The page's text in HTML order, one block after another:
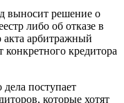
выносит решение о
либо об отказе в
арбитражный
кредитора
поступает
которые хотят